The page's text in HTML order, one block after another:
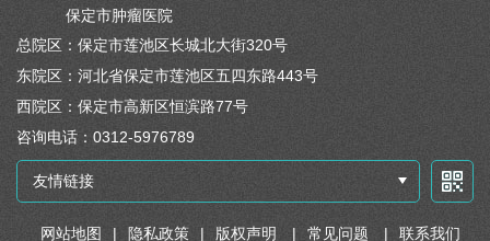
保定市肿瘤医院
总院区：保定市莲池区长城北大街320号
东院区：河北省保定市莲池区五四东路443号
西院区：保定市高新区恒滨路77号
咨询电话：0312-5976789
友情链接
网站地图 | 隐私政策 | 版权声明 | 常见问题 | 联系我们